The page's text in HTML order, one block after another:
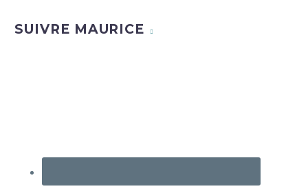
SUIVRE MAURICE